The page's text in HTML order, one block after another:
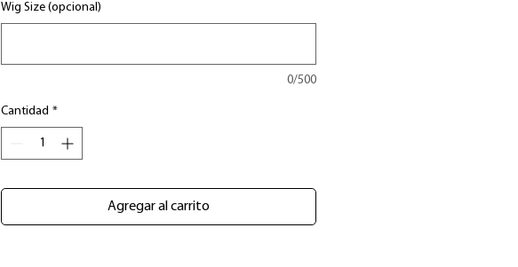
Wig Size (opcional)
0/500
Cantidad *
Agregar al carrito